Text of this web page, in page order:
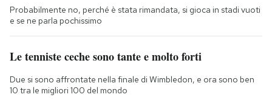
Probabilmente no, perché è stata rimandata, si gioca in stadi vuoti
e se ne parla pochissimo
Le tenniste ceche sono tante e molto forti
Due si sono affrontate nella finale di Wimbledon, e ora sono ben
10 tra le migliori 100 del mondo